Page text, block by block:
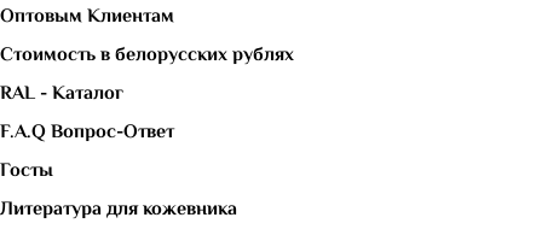
Оптовым Клиентам
Стоимость в белорусских рублях
RAL - Каталог
F.A.Q Вопрос-Ответ
Госты
Литература для кожевника